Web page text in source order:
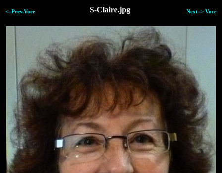
<=Prev.Voce S-Claire.jpg Next=> Voce